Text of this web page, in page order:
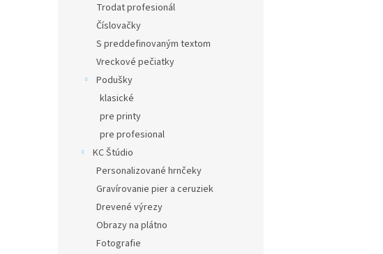
Trodat profesionál
Číslovačky
S preddefinovaným textom
Vreckové pečiatky
Podušky
klasické
pre printy
pre profesional
KC Štúdio
Personalizované hrnčeky
Gravírovanie pier a ceruziek
Drevené výrezy
Obrazy na plátno
Fotografie